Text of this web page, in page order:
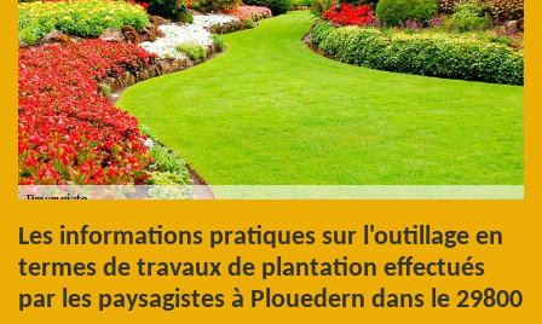
Les informations pratiques sur l'outillage en
termes de travaux de plantation effectués
par les paysagistes à Plouedern dans le 29800